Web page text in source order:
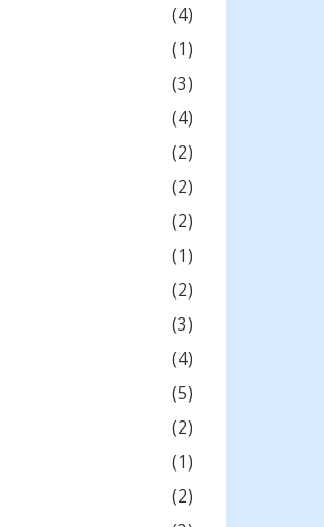
(4)
(1)
(3)
(4)
(2)
(2)
(2)
(1)
(2)
(3)
(4)
(5)
(2)
(1)
(2)